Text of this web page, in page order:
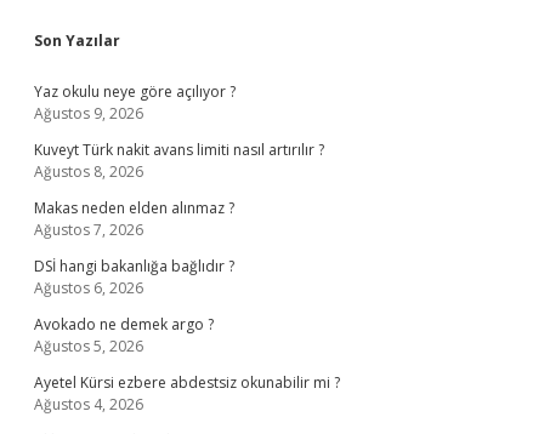
Sidebar
Son Yazılar
Yaz okulu neye göre açılıyor ?
Ağustos 9, 2026
Kuveyt Türk nakit avans limiti nasıl artırılır ?
Ağustos 8, 2026
Makas neden elden alınmaz ?
Ağustos 7, 2026
DSİ hangi bakanlığa bağlıdır ?
Ağustos 6, 2026
Avokado ne demek argo ?
Ağustos 5, 2026
Ayetel Kürsi ezbere abdestsiz okunabilir mi ?
Ağustos 4, 2026